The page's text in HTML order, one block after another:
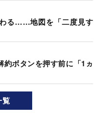
わる……地図を「二度見す
ボタンを押す前に「1ヵ
覧